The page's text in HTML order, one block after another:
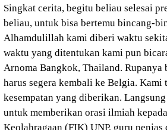
Singkat cerita, begitu beliau selesai
beliau, untuk bisa bertemu bincang-
Alhamdulillah kami diberi waktu
waktu yang ditentukan kami pun
Arnoma Bangkok, Thailand. Rupanya
harus segera kembali ke Belgia.
kesempatan yang diberikan.
untuk memberikan orasi ilmiah
Keolahragaan (FIK) UNP, guru penjas